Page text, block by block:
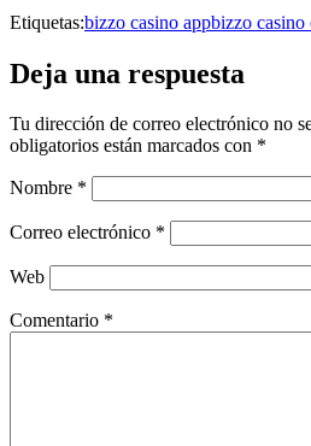
Etiquetas:bizzo casino appbizzo casino
Deja una respuesta
Tu dirección de correo electrónico no
obligatorios están marcados con *
Nombre *
Correo electrónico *
Web
Comentario *